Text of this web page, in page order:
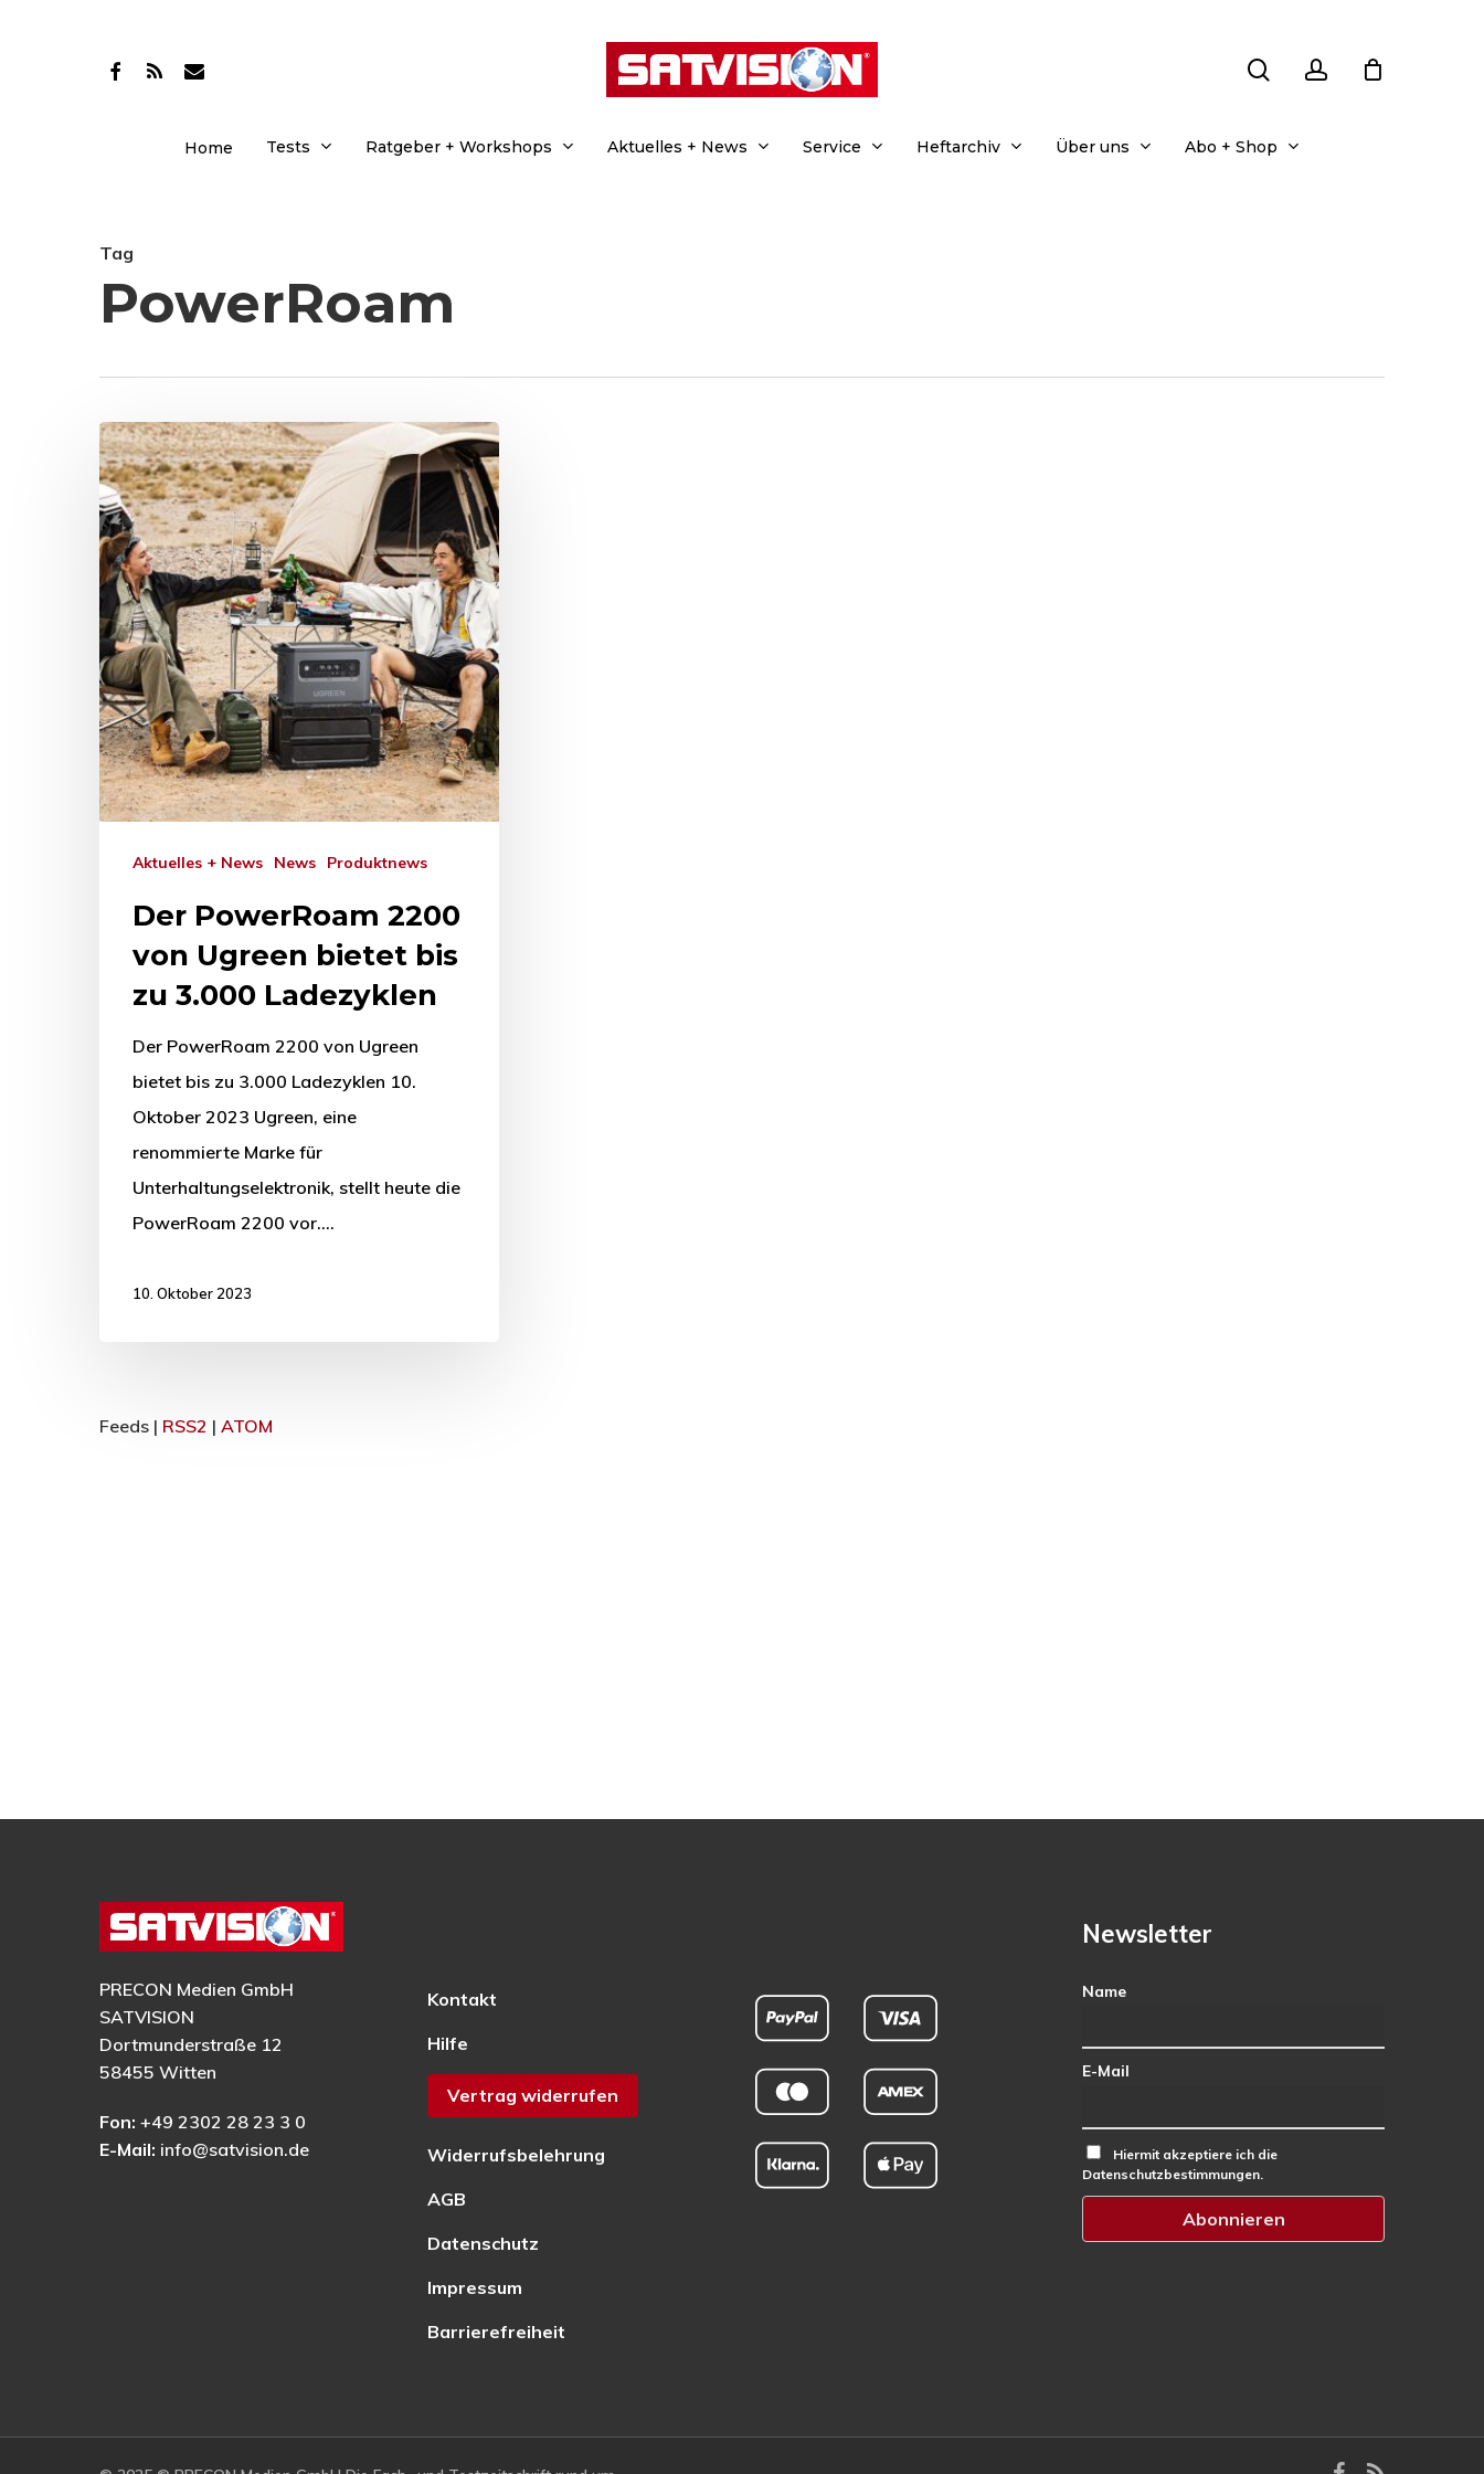
Drücken Sie Enter zum Suchen oder ESC zum Schließen.
facebook
RSS email
Home Tests Ratgeber + Workshops Aktuelles + News Service Heftarchiv Über uns Abo + Shop
Tag
PowerRoam
Aktuelles + News News Produktnews
Der PowerRoam 2200
von Ugreen bietet bis
zu 3.000 Ladezyklen
Der PowerRoam 2200 von Ugreen
bietet bis zu 3.000 Ladezyklen 10.
Oktober 2023 Ugreen, eine
renommierte Marke für
Unterhaltungselektronik, stellt heute die
PowerRoam 2200 vor.…
10. Oktober 2023
Feeds | RSS2 | ATOM
PRECON Medien GmbH
SATVISION
Dortmunderstraße 12
58455 Witten
Fon: +49 2302 28 23 3 0
E-Mail: info@satvision.de
Kontakt
Hilfe
Vertrag widerrufen
Widerrufsbelehrung
AGB
Datenschutz
Impressum
Barrierefreiheit
Newsletter
Name
E-Mail
Hiermit akzeptiere ich die
Datenschutzbestimmungen.